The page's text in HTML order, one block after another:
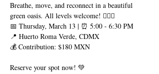
Breathe, move, and reconnect in a beautiful
green oasis. All levels welcome! 🧘‍♀️✨
📅 Thursday, March 13 | ⏰ 5:00 - 6:30 PM
📍 Huerto Roma Verde, CDMX
💰 Contribution: $180 MXN
Reserve your spot now! 💚